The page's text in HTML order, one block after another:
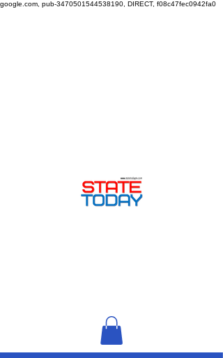
google.com, pub-3470501544538190, DIRECT, f08c47fec0942fa0